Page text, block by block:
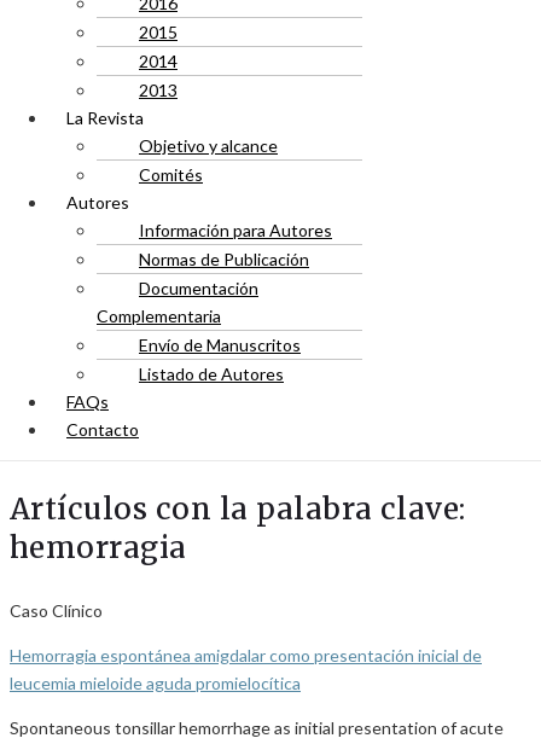
2015
2014
2013
La Revista
Objetivo y alcance
Comités
Autores
Información para Autores
Normas de Publicación
Documentación
Complementaria
Envío de Manuscritos
Listado de Autores
FAQs
Contacto
Artículos con la palabra clave:
hemorragia
Caso Clínico
Hemorragia espontánea amigdalar como presentación inicial de
leucemia mieloide aguda promielocítica
Spontaneous tonsillar hemorrhage as initial presentation of acute